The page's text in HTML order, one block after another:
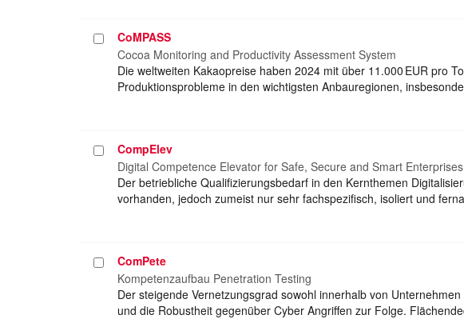
Projekt
auswählen
CoMPASS
Cocoa Monitoring and Productivity Assessment System
Die weltweiten Kakaopreise haben 2024 mit über 11.000 EUR pro
Produktionsprobleme in den wichtigsten Anbauregionen,
Projekt
auswählen
CompElev
Digital Competence Elevator for Safe, Secure and Smart Enterprises
Der betriebliche Qualifizierungsbedarf in den Kernthemen
vorhanden, jedoch zumeist nur sehr fachspezifisch, isoliert und
Projekt
auswählen
ComPete
Kompetenzaufbau Penetration Testing
Der steigende Vernetzungsgrad sowohl innerhalb von
und die Robustheit gegenüber Cyber Angriffen zur Folge.